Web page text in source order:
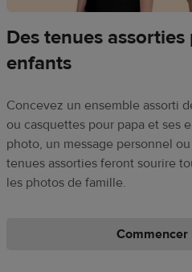
Des tenues
enfants
Concevez un ensemble assorti
ou casquettes pour papa et ses
photo, un message personnel
tenues assorties feront sourire
les photos de famille.
Commencer